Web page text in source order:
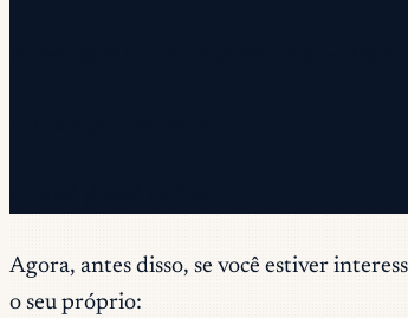
Agora, antes disso, se você estiver
o seu próprio: